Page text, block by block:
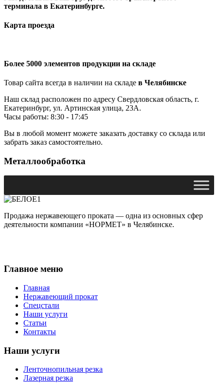
терминала в Екатеринбурге.
Карта проезда
Более 5000 элементов продукции на складе
Товар сайта всегда в наличии на складе в Челябинске
Наш склад расположен по адресу Свердловская область, г.
Екатеринбург, ул. Артинская улица, 23А.
Часы работы: 8:30 - 17:45
Вы в любой момент можете заказать доставку со склада или
забрать заказ самостоятельно.
Металлообработка
Продажа нержавеющего проката — одна из основных сфер
деятельности компании «НОРМЕТ» в Челябинске.
Главное меню
Главная
Нержавеющий прокат
Спецстали
Наши услуги
Статьи
Контакты
Наши услуги
Ленточнопильная резка
Лазерная резка